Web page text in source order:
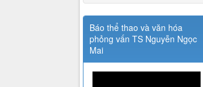
Báo thể thao và văn hóa
phỏng vấn TS Nguyễn Ngọc
Mai